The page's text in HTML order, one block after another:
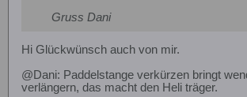
Gruss Dani
Hi Glückwünsch auch von mir.
@Dani: Paddelstange verkürzen bringt
verlängern, das macht den Heli träger.